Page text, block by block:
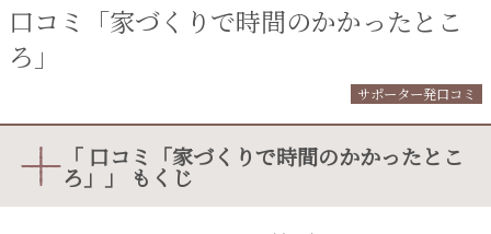
口コミ「家づくりで時間のかかったとこ
ろ」
サポーター発口コミ
「 口コミ「家づくりで時間のかかったとこ
ろ」」 もくじ